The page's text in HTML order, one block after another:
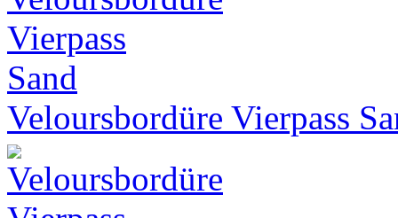
Veloursbordüre Vierpass